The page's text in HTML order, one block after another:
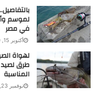
لموسم
في مصر
أكتوبر 15, 2020
طرق لصيد
المناسبة
نوفمبر 23, 2020